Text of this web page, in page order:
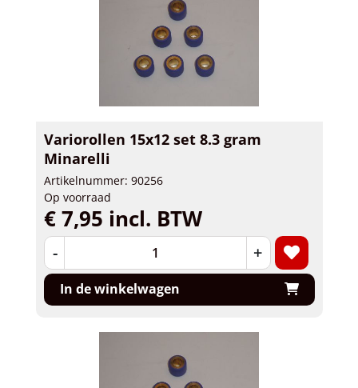
Variorollen 15x12 set 8.3 gram
Minarelli
Artikelnummer: 90256
Op voorraad
€ 7,95 incl. BTW
- +
In de winkelwagen